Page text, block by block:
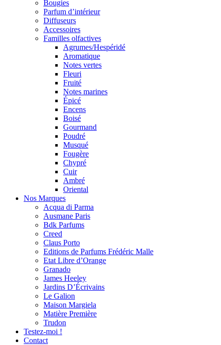
Bougies
Parfum d’intérieur
Diffuseurs
Accessoires
Familles olfactives
Agrumes/Hespéridé
Aromatique
Notes vertes
Fleuri
Fruité
Notes marines
Épicé
Encens
Boisé
Gourmand
Poudré
Musqué
Fougère
Chypré
Cuir
Ambré
Oriental
Nos Marques
Acqua di Parma
Ausmane Paris
Bdk Parfums
Creed
Claus Porto
Editions de Parfums Frédéric Malle
Etat Libre d’Orange
Granado
James Heeley
Jardins D’Écrivains
Le Galion
Maison Margiela
Matière Première
Trudon
Testez-moi !
Contact